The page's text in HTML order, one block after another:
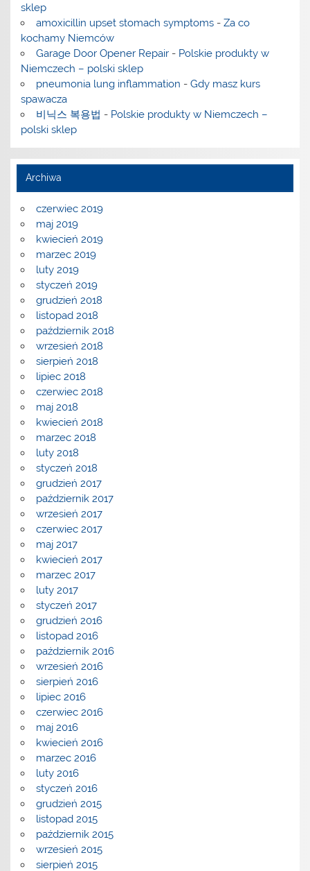
sklep
amoxicillin upset stomach symptoms- Za co
kochamy Niemców
Garage Door Opener Repair- Polskie produkty w
Niemczech – polski sklep
pneumonia lung inflammation - Gdy masz kurs
spawacza
비닉스 복용법 - Polskie produkty w Niemczech –
polski sklep
Archiwa
czerwiec 2019
maj 2019
kwiecień 2019
marzec 2019
luty 2019
styczeń 2019
grudzień 2018
listopad 2018
październik 2018
wrzesień 2018
sierpień 2018
lipiec 2018
czerwiec 2018
maj 2018
kwiecień 2018
marzec 2018
luty 2018
styczeń 2018
grudzień 2017
październik 2017
wrzesień 2017
czerwiec 2017
maj 2017
kwiecień 2017
marzec 2017
luty 2017
styczeń 2017
grudzień 2016
listopad 2016
październik 2016
wrzesień 2016
sierpień 2016
lipiec 2016
czerwiec 2016
maj 2016
kwiecień 2016
marzec 2016
luty 2016
styczeń 2016
grudzień 2015
listopad 2015
październik 2015
wrzesień 2015
sierpień 2015